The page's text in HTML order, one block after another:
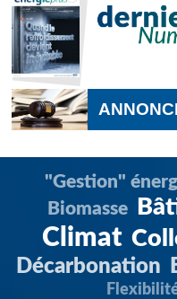
"Gestion"
Biomasse
Climat
Décarbonation